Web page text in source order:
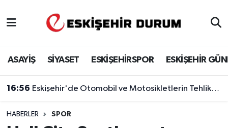
ASAYİŞ SİYASET ESKİŞEHİRSPOR ESKİŞEHİR
16:56 Eskişehir'de Otomobil ve Motosikletlerin Tehlikeli Yarışı Kamerada
HABERLER SPOR
Eskişehir Hava Durumu
Eskişehir Namaz Vakitleri
Eskişehir Trafik Yoğunluk Haritası